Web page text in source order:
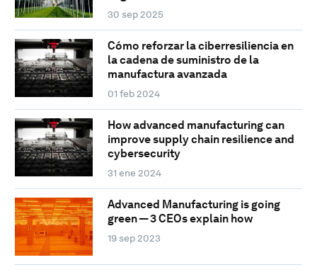
30 sep 2025
Cómo reforzar la ciberresiliencia en
la cadena de suministro de la
manufactura avanzada
01 feb 2024
How advanced manufacturing can
improve supply chain resilience and
cybersecurity
31 ene 2024
Advanced Manufacturing is going
green — 3 CEOs explain how
19 sep 2023